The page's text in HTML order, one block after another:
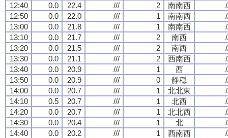
12:40
0.0 22.4 /// 2 南南西
12:50
0.0 22.0 /// 1 南南西
13:00
0.0 21.8 /// 1 南南西
13:10
0.0 21.7 /// 2 南西
13:20
0.0 21.5 /// 2 南西
13:30
0.0 21.1 /// 2 西南西
13:40
0.0 20.9 /// 1 西
13:50
0.0 20.9 /// 0 静穏
14:00
0.0 20.7 /// 1 北北東
14:10
0.5 20.7 /// 1 北西
14:20
0.0 20.7 /// 1 北北西
14:30
0.0 20.4 /// 1 北
14:40
0.0 20.2 /// 1 西南西